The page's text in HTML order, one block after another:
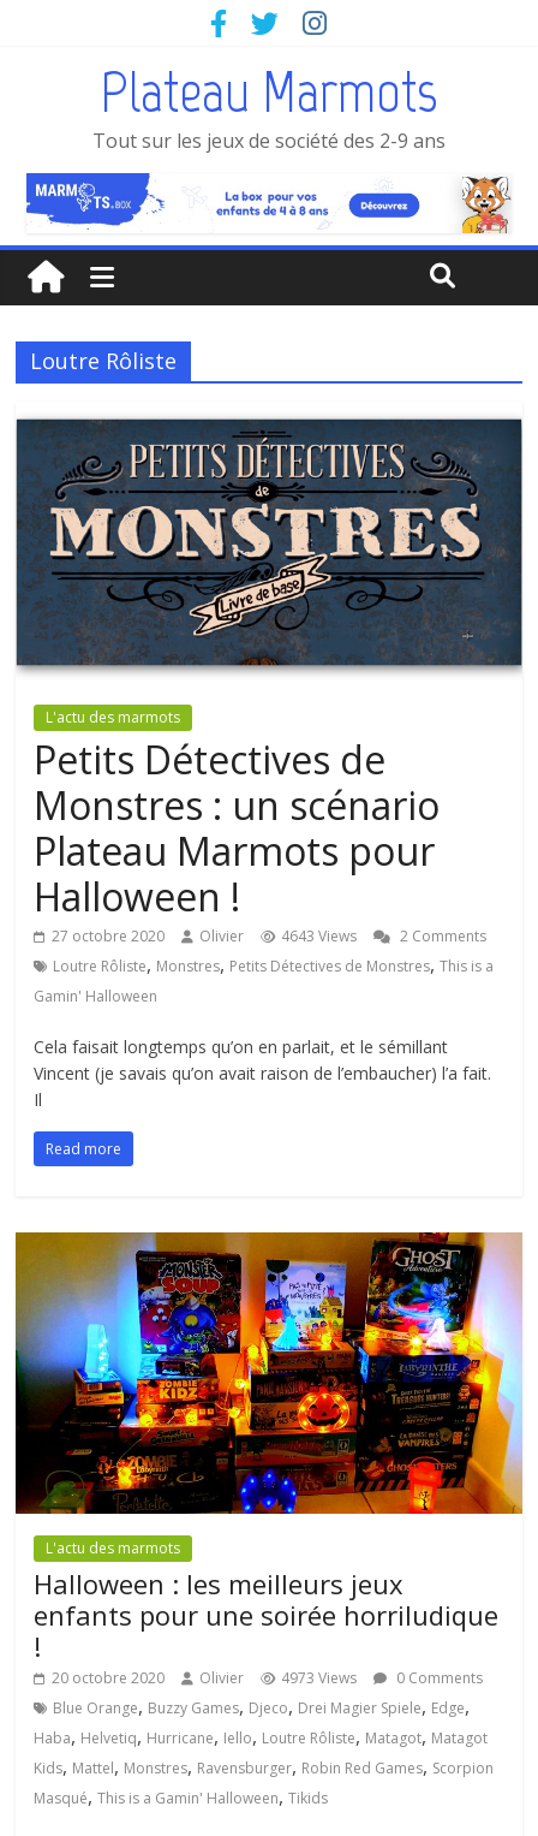
Plateau Marmots
Tout sur les jeux de société des 2-9 ans
Loutre Rôliste
L'actu des marmots
Petits Détectives de
Monstres : un scénario
Plateau Marmots pour
Halloween !
27 octobre 2020 Olivier 4643 Views
2 Comments
Loutre Rôliste, Monstres, Petits Détectives de Monstres,This is a
Gamin' Halloween
Cela faisait longtemps qu’on en parlait, et le sémillant
Vincent (je savais qu’on avait raison de l’embaucher) l’a fait.
Il
Read more
L'actu des marmots
Halloween : les meilleurs jeux
enfants pour une soirée horriludique
!
20 octobre 2020 Olivier 4973 Views
0 Comments
Blue Orange, Buzzy Games, Djeco, Drei Magier Spiele, Edge,
Haba, Helvetiq, Hurricane, Iello, Loutre Rôliste, Matagot, Matagot
Kids, Mattel, Monstres, Ravensburger, Robin Red Games, Scorpion
Masqué,This is a Gamin' Halloween,Tikids